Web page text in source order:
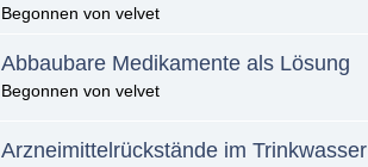
Begonnen von velvet
Abbaubare Medikamente als Lösung
Begonnen von velvet
Arzneimittelrückstände im Trinkwasser